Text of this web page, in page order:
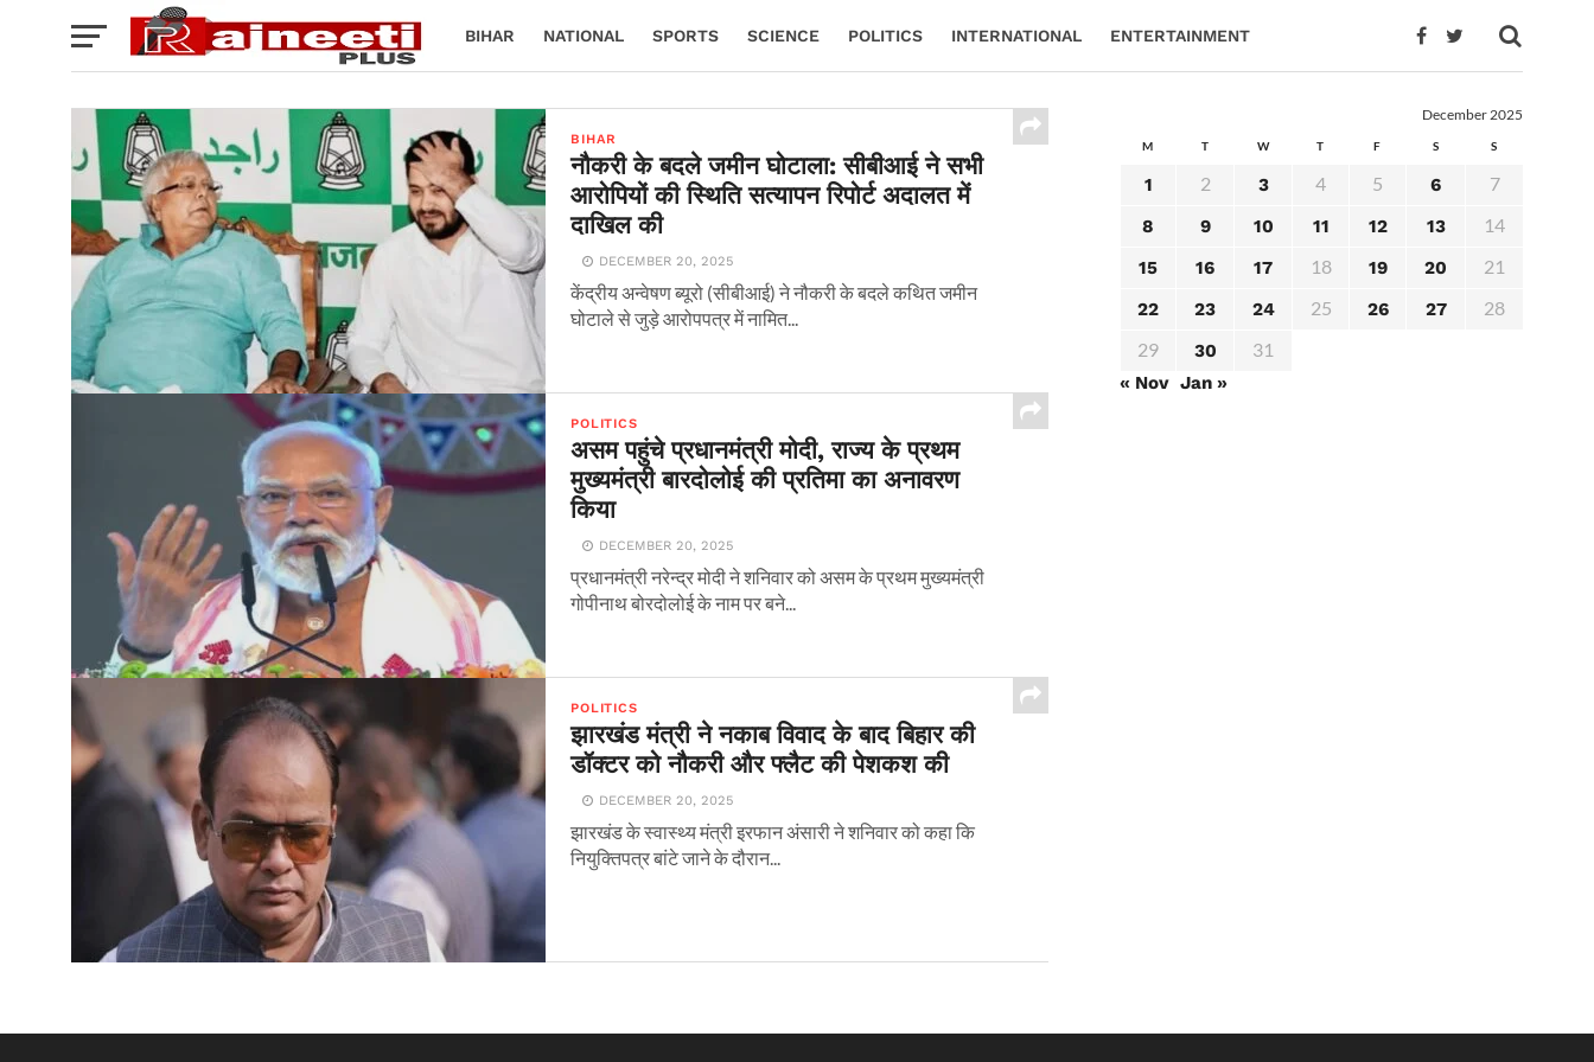
BIHAR NATIONAL SPORTS SCIENCE POLITICS INTERNATIONAL ENTERTAINMENT
BIHAR
नौकरी के बदले जमीन घोटाला: सीबीआई ने सभी
आरोपियों की स्थिति सत्यापन रिपोर्ट अदालत में
दाखिल की
DECEMBER 20, 2025
केंद्रीय अन्वेषण ब्यूरो (सीबीआई) ने नौकरी के बदले कथित जमीन
घोटाले से जुड़े आरोपपत्र में नामित...
POLITICS
असम पहुंचे प्रधानमंत्री मोदी, राज्य के प्रथम
मुख्यमंत्री बारदोलोई की प्रतिमा का अनावरण
किया
DECEMBER 20, 2025
प्रधानमंत्री नरेन्द्र मोदी ने शनिवार को असम के प्रथम मुख्यमंत्री
गोपीनाथ बोरदोलोई के नाम पर बने...
POLITICS
झारखंड मंत्री ने नकाब विवाद के बाद बिहार की
डॉक्टर को नौकरी और फ्लैट की पेशकश की
DECEMBER 20, 2025
झारखंड के स्वास्थ्य मंत्री इरफान अंसारी ने शनिवार को कहा कि
नियुक्तिपत्र बांटे जाने के दौरान...
December 2025
M T W T F S S
1 2 3 4 5 6 7
8 9 10 11 12 13 14
15 16 17 18 19 20 21
22 23 24 25 26 27
28
29
30 31
« Nov Jan »